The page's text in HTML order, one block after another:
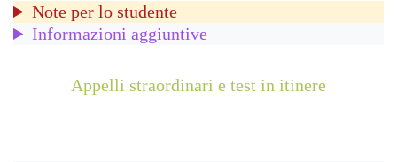
Note per lo studente
Informazioni aggiuntive
Appelli straordinari e test in itinere